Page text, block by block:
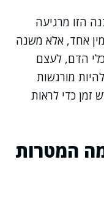
הזו מרגיעה
אחד, אלא משנה
הדם, לעצם
מורגשות
זמן כדי לראות
המטרות